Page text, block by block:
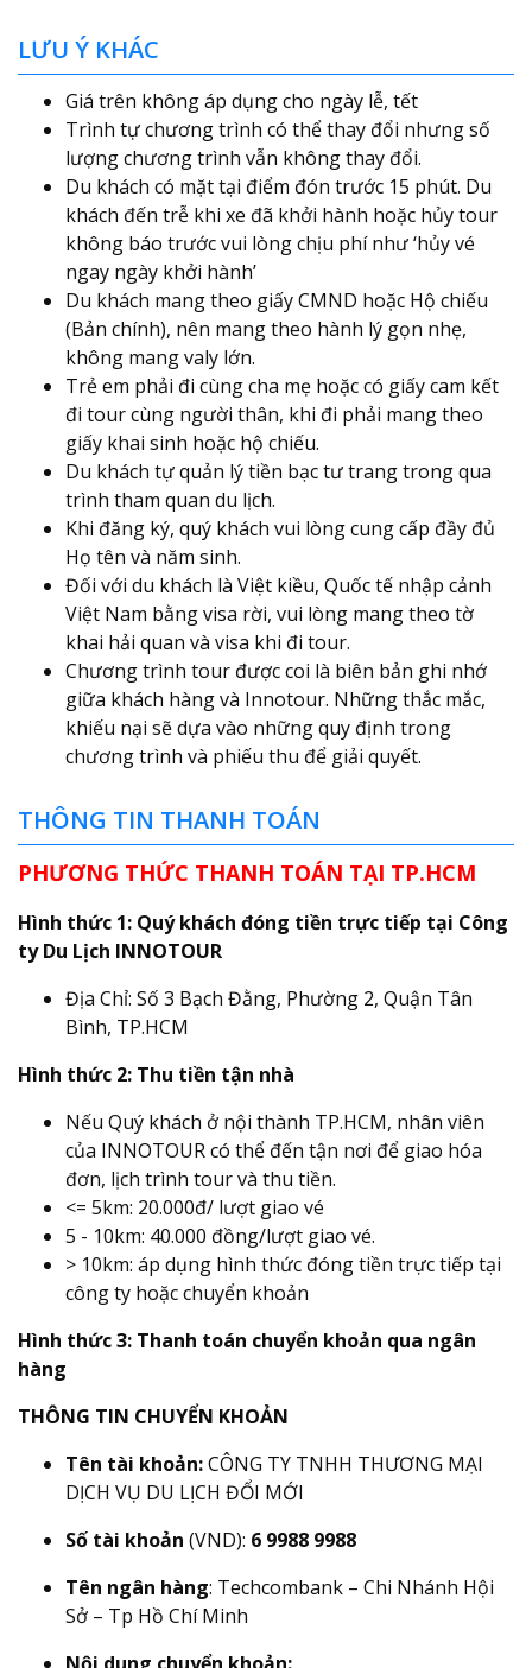
LƯU Ý KHÁC
Giá trên không áp dụng cho ngày lễ, tết
Trình tự chương trình có thể thay đổi nhưng số
lượng chương trình vẫn không thay đổi.
Du khách có mặt tại điểm đón trước 15 phút. Du
khách đến trễ khi xe đã khởi hành hoặc hủy tour
không báo trước vui lòng chịu phí như ‘hủy vé
ngay ngày khởi hành’
Du khách mang theo giấy CMND hoặc Hộ chiếu
(Bản chính), nên mang theo hành lý gọn nhẹ,
không mang valy lớn.
Trẻ em phải đi cùng cha mẹ hoặc có giấy cam kết
đi tour cùng người thân, khi đi phải mang theo
giấy khai sinh hoặc hộ chiếu.
Du khách tự quản lý tiền bạc tư trang trong qua
trình tham quan du lịch.
Khi đăng ký, quý khách vui lòng cung cấp đầy đủ
Họ tên và năm sinh.
Đối với du khách là Việt kiều, Quốc tế nhập cảnh
Việt Nam bằng visa rời, vui lòng mang theo tờ
khai hải quan và visa khi đi tour.
Chương trình tour được coi là biên bản ghi nhớ
giữa khách hàng và Innotour. Những thắc mắc,
khiếu nại sẽ dựa vào những quy định trong
chương trình và phiếu thu để giải quyết.
THÔNG TIN THANH TOÁN
PHƯƠNG THỨC THANH TOÁN TẠI TP.HCM
Hình thức 1: Quý khách đóng tiền trực tiếp tại Công
ty Du Lịch INNOTOUR
Địa Chỉ: Số 3 Bạch Đằng, Phường 2, Quận Tân
Bình, TP.HCM
Hình thức 2: Thu tiền tận nhà
Nếu Quý khách ở nội thành TP.HCM, nhân viên
của INNOTOUR có thể đến tận nơi để giao hóa
đơn, lịch trình tour và thu tiền.
<= 5km: 20.000đ/ lượt giao vé
5 - 10km: 40.000 đồng/lượt giao vé.
> 10km: áp dụng hình thức đóng tiền trực tiếp tại
công ty hoặc chuyển khoản
Hình thức 3: Thanh toán chuyển khoản qua ngân
hàng
THÔNG TIN CHUYỂN KHOẢN
Tên tài khoản:CÔNG TY TNHH THƯƠNG MẠI
DỊCH VỤ DU LỊCH ĐỔI MỚI
Số tài khoản (VND): 6 9988 9988
Tên ngân hàng: Techcombank – Chi Nhánh Hội
Sở – Tp Hồ Chí Minh